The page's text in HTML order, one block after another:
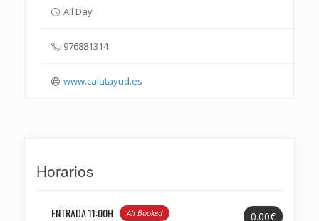
All Day
976881314
www.calatayud.es
Horarios
0.00€
ENTRADA 11:00H All Booked